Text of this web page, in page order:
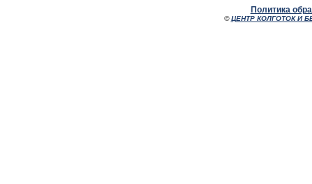
Политика
©ЦЕНТР КОЛГОТОК И